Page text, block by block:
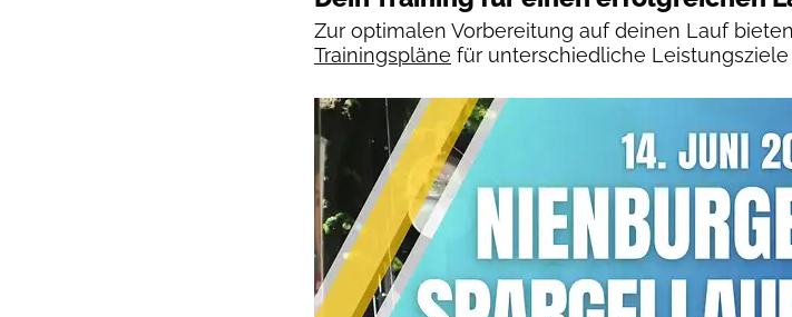
Zur optimalen Vorbereitung auf deinen Lauf
Trainingspläne für unterschiedliche Leistungsziele